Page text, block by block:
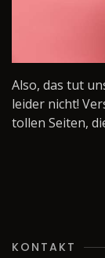
Also, das tut
leider nicht!
tollen Seiten,
KONTAKT